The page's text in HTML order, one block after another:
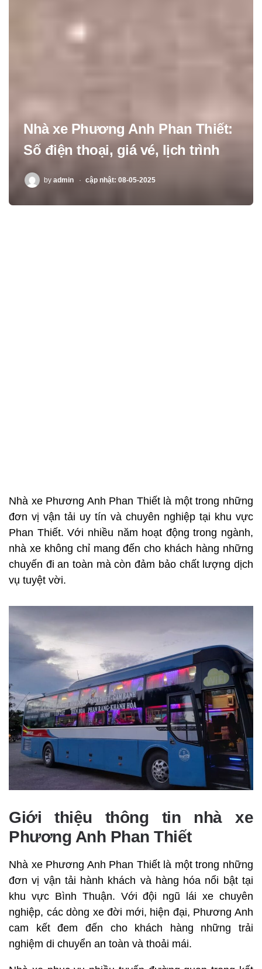
Nhà xe Phương Anh Phan Thiết:
Số điện thoại, giá vé, lịch trình
POSTED
by admin cập nhật: 08-05-2025
Nhà xe Phương Anh Phan Thiết là một trong những
đơn vị vận tải uy tín và chuyên nghiệp tại khu vực
Phan Thiết. Với nhiều năm hoạt động trong ngành,
nhà xe không chỉ mang đến cho khách hàng những
chuyến đi an toàn mà còn đảm bảo chất lượng dịch
vụ tuyệt vời.
Giới thiệu thông tin nhà xe
Phương Anh Phan Thiết
Nhà xe Phương Anh Phan Thiết là một trong những
đơn vị vận tải hành khách và hàng hóa nổi bật tại
khu vực Bình Thuận. Với đội ngũ lái xe chuyên
nghiệp, các dòng xe đời mới, hiện đại, Phương Anh
cam kết đem đến cho khách hàng những trải
nghiệm di chuyển an toàn và thoải mái.